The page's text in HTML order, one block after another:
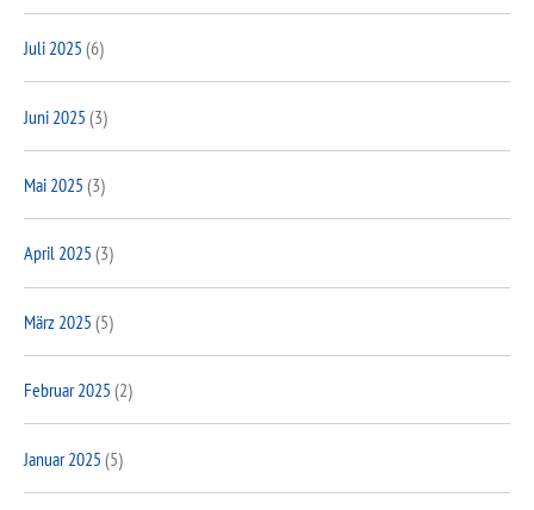
Juli 2025 (6)
Juni 2025 (3)
Mai 2025 (3)
April 2025 (3)
März 2025 (5)
Februar 2025 (2)
Januar 2025 (5)